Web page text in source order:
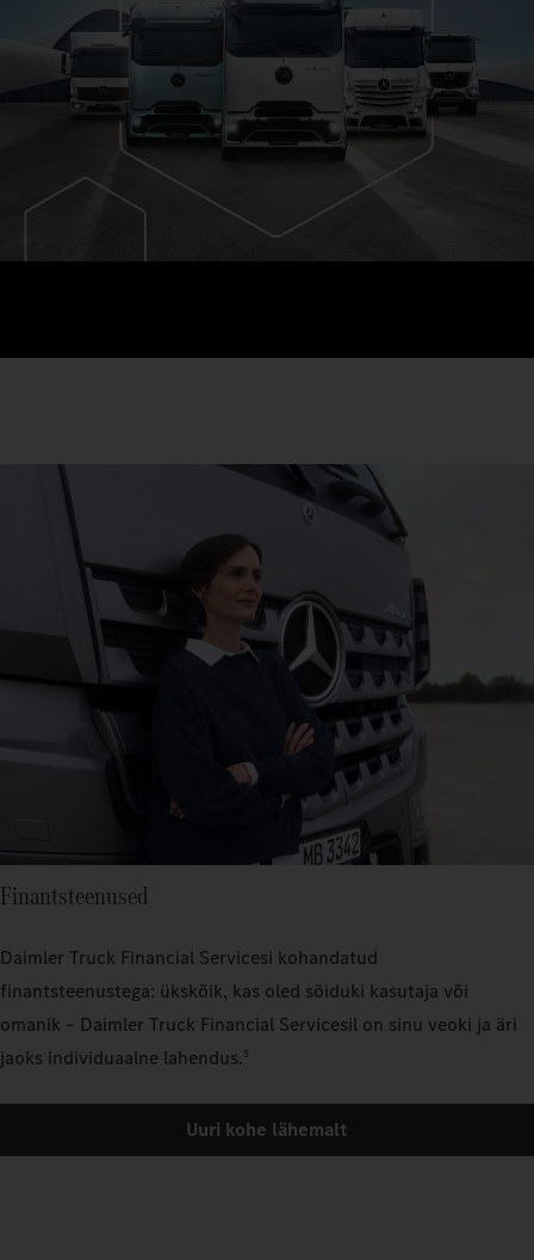
Finantsteenused
Daimler Truck Financial Servicesi kohandatud
finantsteenustega: ükskõik, kas oled sõiduki kasutaja või
omanik – Daimler Truck Financial Servicesil on sinu veoki ja äri
jaoks individuaalne lahendus.5
Uuri kohe lähemalt